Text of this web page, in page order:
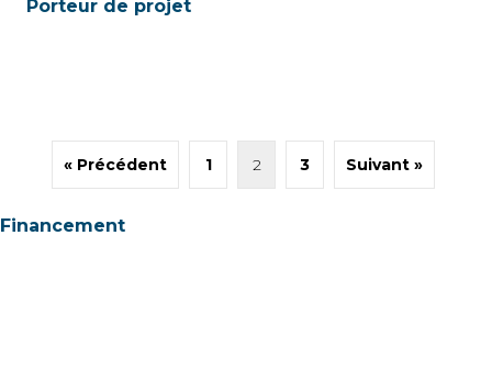
Porteur de projet
« Précédent 1 2 3 Suivant »
Financement